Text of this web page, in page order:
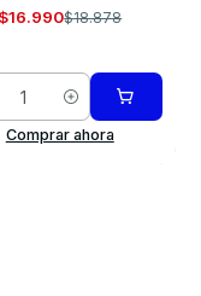
$16.990$18.878
Comprar ahora